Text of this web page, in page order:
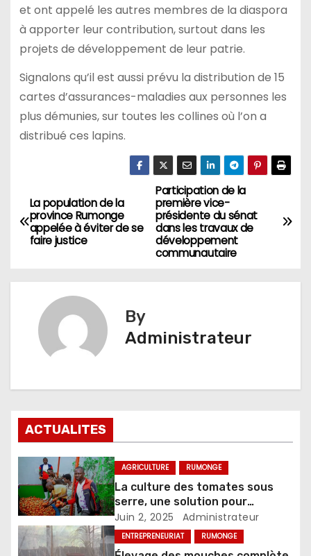
et ont appelé les autres membres de la diaspora
à apporter leur contribution, surtout dans les
projets de développement de leur patrie.
Signalons qu’il est aussi prévu la distribution de 15
cartes d’assurances-maladies aux personnes les
plus démunies, sur toutes les collines où l’on a
distribué ces lapins.
Navigation
de
Participation de la
première vice-
présidente du sénat
dans les travaux de
développement
communautaire
La population de la
province Rumonge
appelée à éviter de se
faire justice
By
Administrateur
ACTUALITES
AGRICULTURE RUMONGE
La culture des tomates sous
serre, une solution pour
l’augmentation du rendement
Juin 2, 2025 Administrateur
ENTREPRENEURIAT RUMONGE